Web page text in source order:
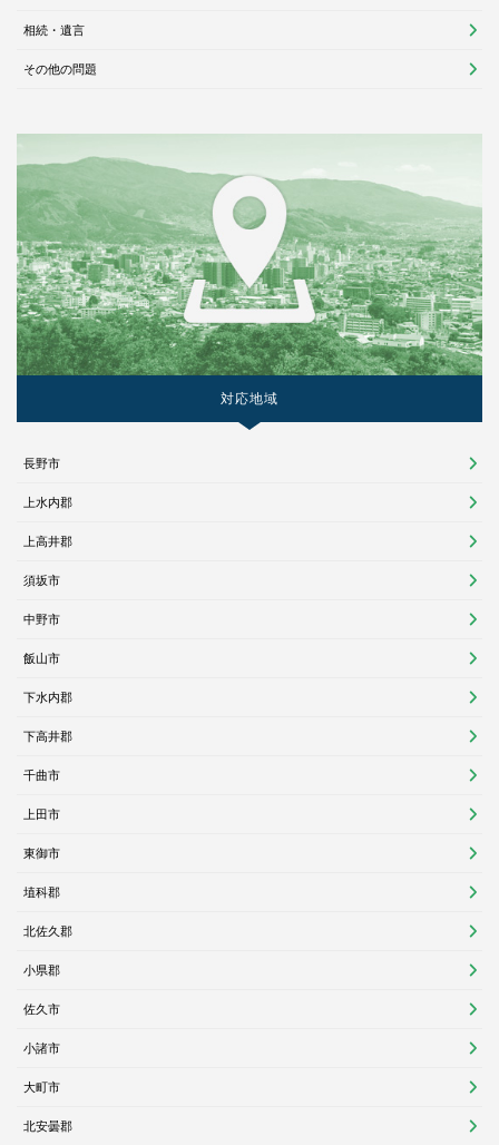
相続・遺言
その他の問題
対応地域
長野市
上水内郡
上高井郡
須坂市
中野市
飯山市
下水内郡
下高井郡
千曲市
上田市
東御市
埴科郡
北佐久郡
小県郡
佐久市
小諸市
大町市
北安曇郡